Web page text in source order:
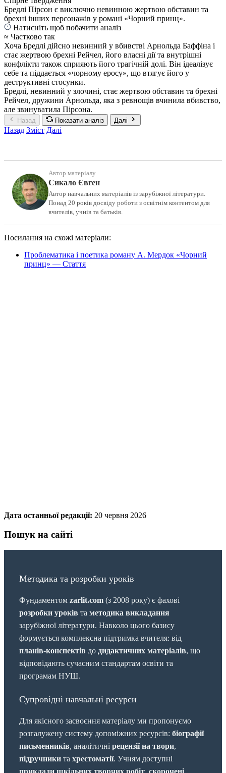
Бредлі Пірсон є виключно невинною жертвою обставин та
брехні інших персонажів у романі «Чорний принц».
Натисніть щоб побачити аналіз
≈ Частково так
Хоча Бредлі дійсно невинний у вбивстві Арнольда Баффіна і
стає жертвою брехні Рейчел, його власні дії та внутрішні
конфлікти також сприяють його трагічній долі. Він ідеалізує
себе та піддається «чорному еросу», що втягує його у
деструктивні стосунки.
Бредлі, невинний у злочині, стає жертвою обставин та брехні
Рейчел, дружини Арнольда, яка з ревнощів вчинила вбивство,
але звинуватила Пірсона.
Назад Показати аналіз Далі
Назад Зміст Далі
Автор матеріалу
Сикало Євген
Автор навчальних матеріалів із зарубіжної літератури.
Понад 20 років досвіду роботи з освітнім контентом для
вчителів, учнів та батьків.
Посилання на схожі матеріали:
Проблематика і поетика роману А. Мердок «Чорний
принц» — Стаття
Дата останньої редакції: 20 червня 2026
Пошук на сайті
Методика та розробки уроків
Фундаментом zarlit.com (з 2008 року) є фахові
розробки уроків та методика викладання
зарубіжної літератури. Навколо цього базису
формується комплексна підтримка вчителя: від
планів-конспектів до дидактичних матеріалів, що
відповідають сучасним стандартам освіти та
програмам НУШ.
Супровідні навчальні ресурси
Для якісного засвоєння матеріалу ми пропонуємо
розгалужену систему допоміжних ресурсів: біографії
письменників, аналітичні рецензії на твори,
підручники та хрестоматії. Учням доступні
приклади шкільних творчих робіт скорочені